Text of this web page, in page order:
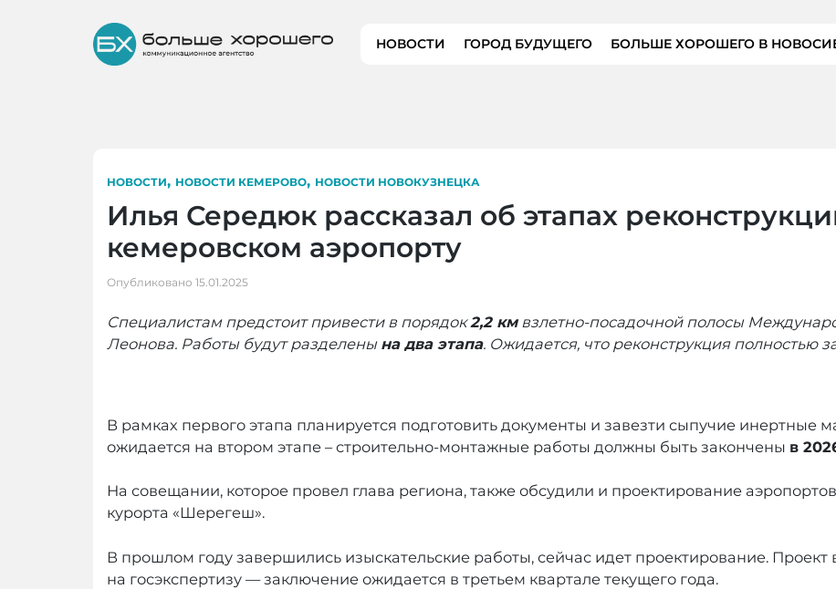
НОВОСТИ ГОРОД БУДУЩЕГО БОЛЬШЕ ХОРОШЕГО В
НОВОСТИ, НОВОСТИ КЕМЕРОВО, НОВОСТИ НОВОКУЗНЕЦКА
Илья Середюк рассказал об этапах
кемеровском аэропорту
Опубликовано 15.01.2025
Специалистам предстоит привести в порядок2,2 кмвзлетно-посадочной полосы
Леонова. Работы будут разделены на два этапа. Ожидается, что реконструкция полностью
В рамках первого этапа планируется подготовить документы и завезти сыпучие инертные
ожидается на втором этапе – строительно-монтажные работы должны быть закончены в
На совещании, которое провел глава региона, также обсудили и проектирование
курорта «Шерегеш».
В прошлом году завершились изыскательские работы, сейчас идет проектирование. Проект
на госэкспертизу — заключение ожидается в третьем квартале текущего года.